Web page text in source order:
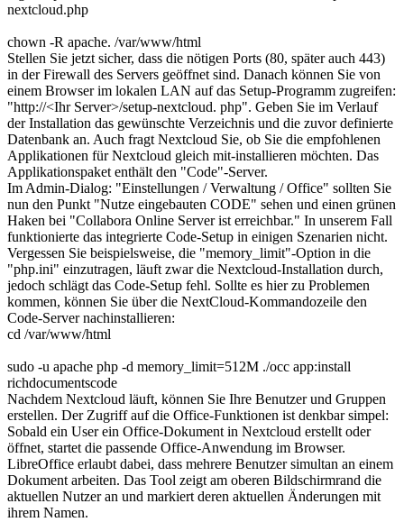
nextcloud.php
chown -R apache. /var/www/html
Stellen Sie jetzt sicher, dass die nötigen Ports (80, später auch 443)
in der Firewall des Servers geöffnet sind. Danach können Sie von
einem Browser im lokalen LAN auf das Setup-Programm zugreifen:
"http://<Ihr Server>/setup-nextcloud. php". Geben Sie im Verlauf
der Installation das gewünschte Verzeichnis und die zuvor definierte
Datenbank an. Auch fragt Nextcloud Sie, ob Sie die empfohlenen
Applikationen für Nextcloud gleich mit-installieren möchten. Das
Applikationspaket enthält den "Code"-Server.
Im Admin-Dialog: "Einstellungen / Verwaltung / Office" sollten Sie
nun den Punkt "Nutze eingebauten CODE" sehen und einen grünen
Haken bei "Collabora Online Server ist erreichbar." In unserem Fall
funktionierte das integrierte Code-Setup in einigen Szenarien nicht.
Vergessen Sie beispielsweise, die "memory_limit"-Option in die
"php.ini" einzutragen, läuft zwar die Nextcloud-Installation durch,
jedoch schlägt das Code-Setup fehl. Sollte es hier zu Problemen
kommen, können Sie über die NextCloud-Kommandozeile den
Code-Server nachinstallieren:
cd /var/www/html
sudo -u apache php -d memory_limit=512M ./occ app:install
richdocumentscode
Nachdem Nextcloud läuft, können Sie Ihre Benutzer und Gruppen
erstellen. Der Zugriff auf die Office-Funktionen ist denkbar simpel:
Sobald ein User ein Office-Dokument in Nextcloud erstellt oder
öffnet, startet die passende Office-Anwendung im Browser.
LibreOffice erlaubt dabei, dass mehrere Benutzer simultan an einem
Dokument arbeiten. Das Tool zeigt am oberen Bildschirmrand die
aktuellen Nutzer an und markiert deren aktuellen Änderungen mit
ihrem Namen.